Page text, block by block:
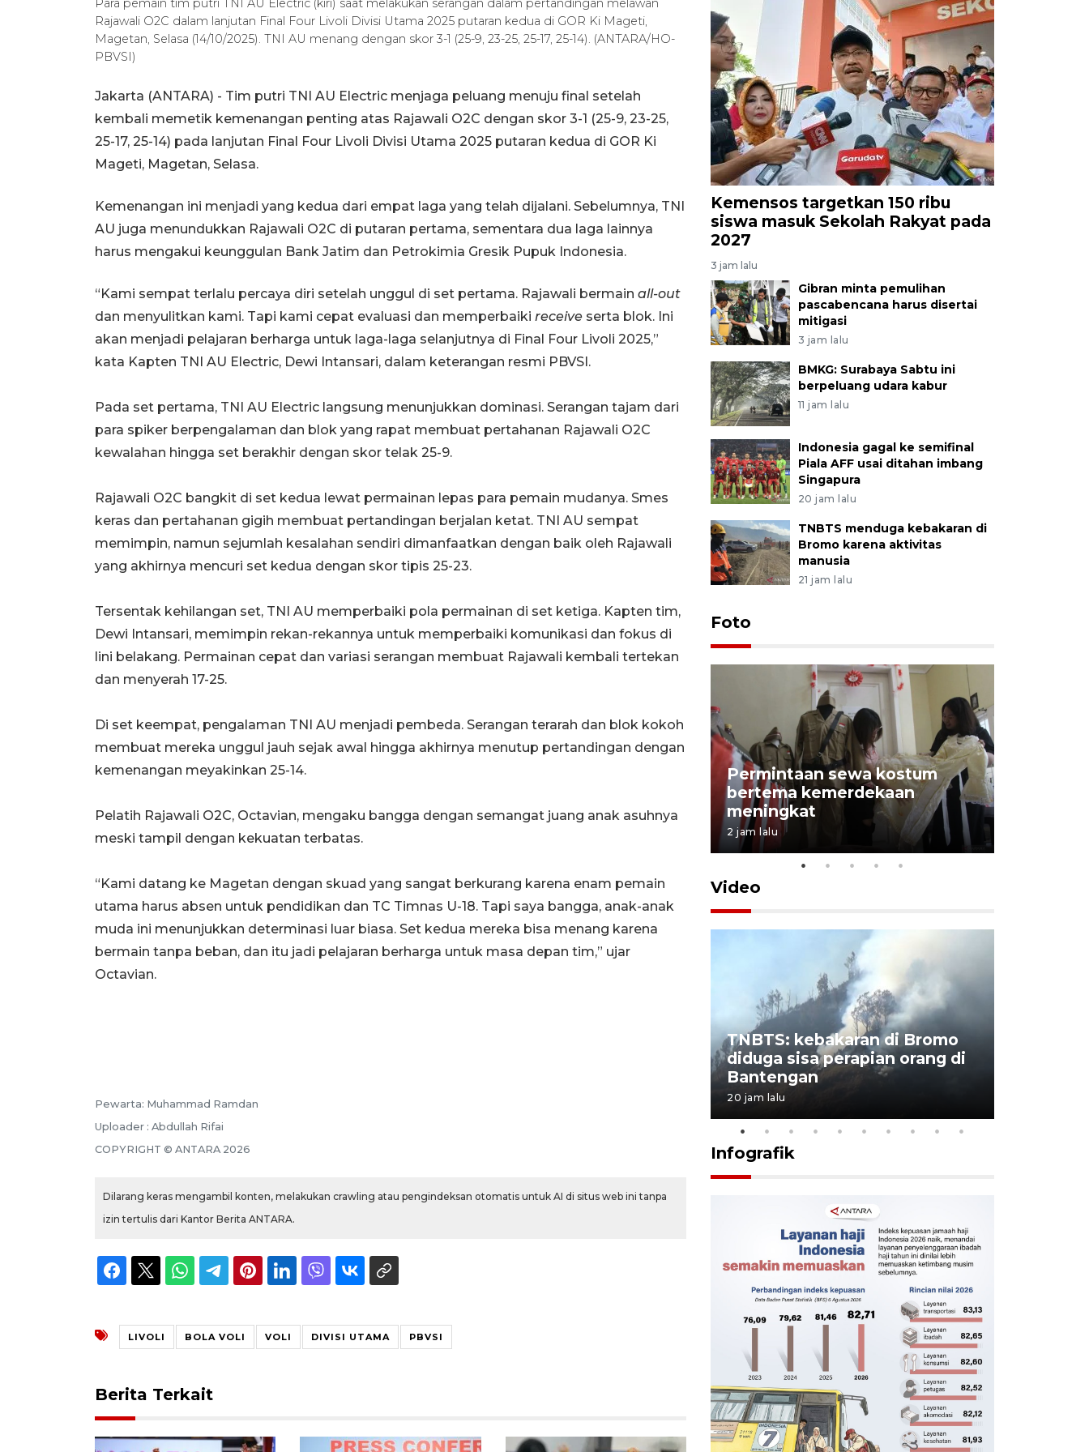
Para pemain tim putri TNI AU Electric (kiri) saat melakukan serangan dalam pertandingan melawan
Rajawali O2C dalam lanjutan Final Four Livoli Divisi Utama 2025 putaran kedua di GOR Ki Mageti,
Magetan, Selasa (14/10/2025). TNI AU menang dengan skor 3-1 (25-9, 23-25, 25-17, 25-14). (ANTARA/HO-
PBVSI)
Jakarta (ANTARA) - Tim putri TNI AU Electric menjaga peluang menuju final setelah
kembali memetik kemenangan penting atas Rajawali O2C dengan skor 3-1 (25-9, 23-25,
25-17, 25-14) pada lanjutan Final Four Livoli Divisi Utama 2025 putaran kedua di GOR Ki
Mageti, Magetan, Selasa.
Kemenangan ini menjadi yang kedua dari empat laga yang telah dijalani. Sebelumnya, TNI
AU juga menundukkan Rajawali O2C di putaran pertama, sementara dua laga lainnya
harus mengakui keunggulan Bank Jatim dan Petrokimia Gresik Pupuk Indonesia.
“Kami sempat terlalu percaya diri setelah unggul di set pertama. Rajawali bermain all-out
dan menyulitkan kami. Tapi kami cepat evaluasi dan memperbaiki receive serta blok. Ini
akan menjadi pelajaran berharga untuk laga-laga selanjutnya di Final Four Livoli 2025,”
kata Kapten TNI AU Electric, Dewi Intansari, dalam keterangan resmi PBVSI.
Pada set pertama, TNI AU Electric langsung menunjukkan dominasi. Serangan tajam dari
para spiker berpengalaman dan blok yang rapat membuat pertahanan Rajawali O2C
kewalahan hingga set berakhir dengan skor telak 25-9.
Rajawali O2C bangkit di set kedua lewat permainan lepas para pemain mudanya. Smes
keras dan pertahanan gigih membuat pertandingan berjalan ketat. TNI AU sempat
memimpin, namun sejumlah kesalahan sendiri dimanfaatkan dengan baik oleh Rajawali
yang akhirnya mencuri set kedua dengan skor tipis 25-23.
Tersentak kehilangan set, TNI AU memperbaiki pola permainan di set ketiga. Kapten tim,
Dewi Intansari, memimpin rekan-rekannya untuk memperbaiki komunikasi dan fokus di
lini belakang. Permainan cepat dan variasi serangan membuat Rajawali kembali tertekan
dan menyerah 17-25.
Di set keempat, pengalaman TNI AU menjadi pembeda. Serangan terarah dan blok kokoh
membuat mereka unggul jauh sejak awal hingga akhirnya menutup pertandingan dengan
kemenangan meyakinkan 25-14.
Pelatih Rajawali O2C, Octavian, mengaku bangga dengan semangat juang anak asuhnya
meski tampil dengan kekuatan terbatas.
“Kami datang ke Magetan dengan skuad yang sangat berkurang karena enam pemain
utama harus absen untuk pendidikan dan TC Timnas U-18. Tapi saya bangga, anak-anak
muda ini menunjukkan determinasi luar biasa. Set kedua mereka bisa menang karena
bermain tanpa beban, dan itu jadi pelajaran berharga untuk masa depan tim,” ujar
Octavian.
Pewarta: Muhammad Ramdan
Uploader : Abdullah Rifai
COPYRIGHT © ANTARA 2026
Dilarang keras mengambil konten, melakukan crawling atau pengindeksan otomatis untuk AI di situs web ini tanpa
izin tertulis dari Kantor Berita ANTARA.
LIVOLI BOLA VOLI VOLI DIVISI UTAMA PBVSI
Berita Terkait
Kemensos targetkan 150 ribu
siswa masuk Sekolah Rakyat pada
2027
3 jam lalu
Gibran minta pemulihan
pascabencana harus disertai
mitigasi
3 jam lalu
BMKG: Surabaya Sabtu ini
berpeluang udara kabur
11 jam lalu
Indonesia gagal ke semifinal
Piala AFF usai ditahan imbang
Singapura
20 jam lalu
TNBTS menduga kebakaran di
Bromo karena aktivitas
manusia
21 jam lalu
Foto
Niyama Tulungagung
Permintaan sewa kostum
bertema kemerdekaan
meningkat
2 jam lalu
Video
TNBTS: kebakaran di Bromo
diduga sisa perapian orang di
Bantengan
20 jam lalu
Infografik